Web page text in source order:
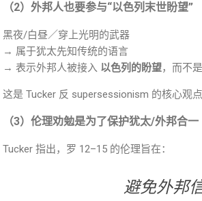
（2）外邦人也要参与“以色列末世盼望”
黑夜/白昼／穿上光明的武器
→ 属于犹太先知传统的语言
→ 表示外邦人被接入 以色列的盼望，而不
这是 Tucker 反 supersessionism 的核心观点
（3）伦理劝勉是为了保护犹太/外邦合一
Tucker 指出，罗 12–15 的伦理旨在：
避免外邦